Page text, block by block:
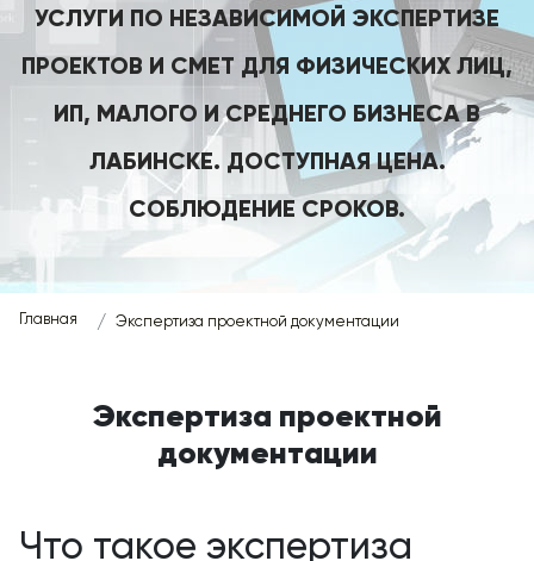
УСЛУГИ ПО НЕЗАВИСИМОЙ ЭКСПЕРТИЗЕ
ПРОЕКТОВ И СМЕТ ДЛЯ ФИЗИЧЕСКИХ ЛИЦ,
ИП, МАЛОГО И СРЕДНЕГО БИЗНЕСА В
ЛАБИНСКЕ. ДОСТУПНАЯ ЦЕНА.
СОБЛЮДЕНИЕ СРОКОВ.
Главная Экспертиза проектной документации
Экспертиза проектной
документации
Что такое экспертиза